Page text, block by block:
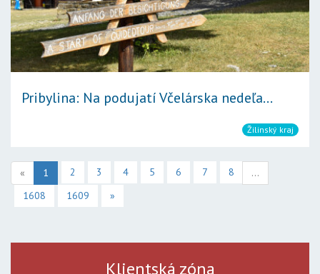
Pribylina: Na podujatí Včelárska nedeľa...
Žilinský kraj
« 1 2 3 4 5 6 7 8
...
1608
1609 »
Klientská zóna